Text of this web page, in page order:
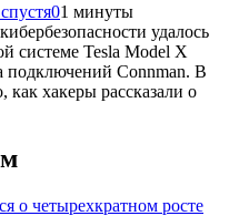
01 минуты
удалось
системе Tesla Model X
подключений Connman. В
как хакеры рассказали о
о четырехкратном росте